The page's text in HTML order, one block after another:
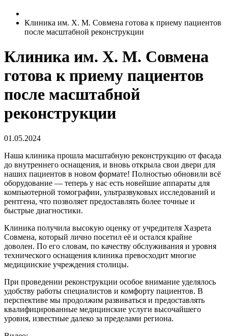
Клиника им. Х. М. Совмена готова к приему пациентов
после масштабной реконструкции
Клиника им. Х. М. Совмена
готова к приему пациентов
после масштабной
реконструкции
01.05.2024
Наша клиника прошла масштабную реконструкцию от фасада
до внутреннего оснащения, и вновь открыла свои двери для
наших пациентов в новом формате! Полностью обновили всё
оборудование — теперь у нас есть новейшие аппараты для
компьютерной томографии, ультразвуковых исследований и
рентгена, что позволяет предоставлять более точные и
быстрые диагностики.
Клиника получила высокую оценку от учредителя Хазрета
Совмена, который лично посетил её и остался крайне
доволен. По его словам, по качеству обслуживания и уровня
технического оснащения клиника превосходит многие
медицинские учреждения столицы.
При проведении реконструкции особое внимание уделялось
удобству работы специалистов и комфорту пациентов. В
перспективе мы продолжим развиваться и предоставлять
квалифицированные медицинские услуги высочайшего
уровня, известные далеко за пределами региона.